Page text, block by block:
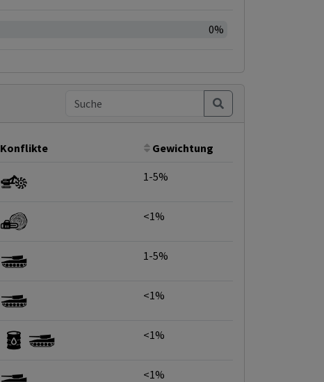
0%
Konflikte Gewichtung
1-5%
<1%
1-5%
<1%
<1%
<1%